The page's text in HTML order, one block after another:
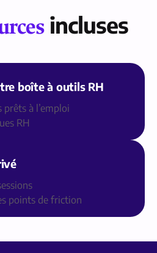
incluses
boîte à outils RH
à l’emploi
RH
points de friction